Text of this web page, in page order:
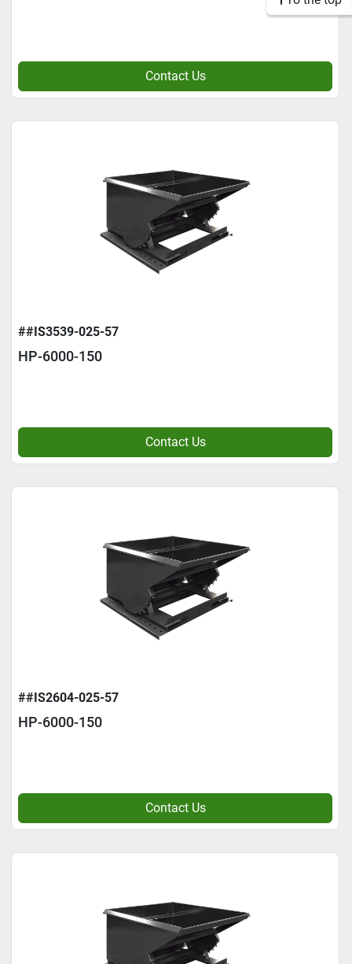
Contact Us
##IS3539-025-57
HP-6000-150
Contact Us
##IS2604-025-57
HP-6000-150
Contact Us